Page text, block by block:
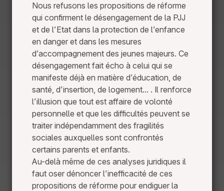
Nous refusons les propositions de réforme
qui confirment le désengagement de la PJJ
et de l’Etat dans la protection de l’enfance
en danger et dans les mesures
d’accompagnement des jeunes majeurs. Ce
désengagement fait écho à celui qui se
manifeste déjà en matière d’éducation, de
santé, d’insertion, de logement... . Il renforce
l’illusion que tout est affaire de volonté
personnelle et que les difficultés peuvent se
traiter indépendamment des fragilités
sociales auxquelles sont confrontés
certains parents et enfants.
Au-delà même de ces analyses juridiques il
faut oser dénoncer l’inefficacité de ces
propositions de réforme pour endiguer la